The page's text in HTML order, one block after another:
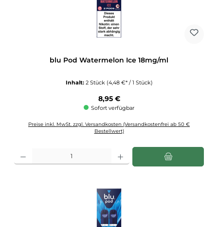
blu Pod Watermelon Ice 18mg/ml
Inhalt: 2 Stück (4,48 €* / 1 Stück)
Regulärer Preis:
8,95 €
Sofort verfügbar
Preise inkl. MwSt. zzgl. Versandkosten (Versandkostenfrei ab 50 €
Bestellwert)